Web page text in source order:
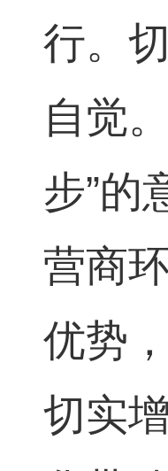
行。
自觉
步”的
营商
优势
切实